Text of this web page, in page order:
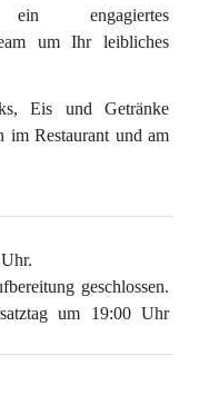
ein engagiertes
um Ihr leibliches
Eis und Getränke
im Restaurant und am
geschlossen.
um 19:00 Uhr